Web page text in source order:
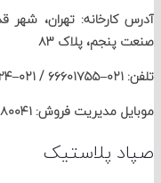
تهران، شهر قدس
پلاک ۸۳
فروش: ۰۹۱۲۹۴۸۰۰۴۱
پلاستیک